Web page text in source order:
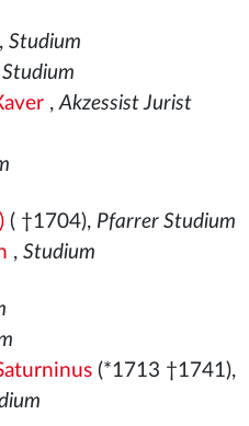
Studium
Studium
,Akzessist Jurist
( †1704), Pfarrer Studium
, Studium
(*1713 †1741),